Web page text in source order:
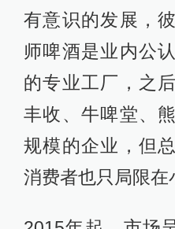
有意识的发展，
师啤酒是业内公
的专业工厂，之
丰收、牛啤堂、
规模的企业，但
消费者也只局限在